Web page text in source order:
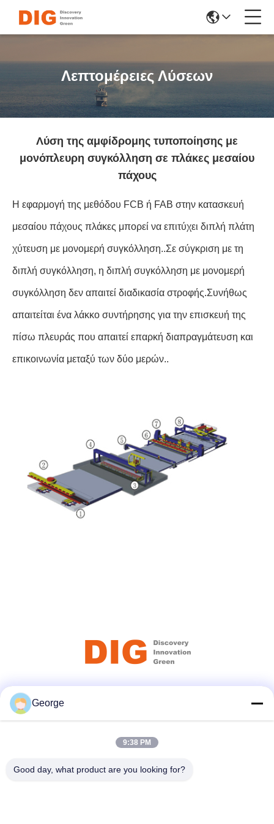
Λεπτομέρειες Λύσεων
Λύση της αμφίδρομης τυποποίησης με
μονόπλευρη συγκόλληση σε πλάκες μεσαίου
πάχους
Η εφαρμογή της μεθόδου FCB ή FAB στην κατασκευή
μεσαίου πάχους πλάκες μπορεί να επιτύχει διπλή πλάτη
χύτευση με μονομερή συγκόλληση..Σε σύγκριση με τη
διπλή συγκόλληση, η διπλή συγκόλληση με μονομερή
συγκόλληση δεν απαιτεί διαδικασία στροφής.Συνήθως
απαιτείται ένα λάκκο συντήρησης για την επισκευή της
πίσω πλευράς που απαιτεί επαρκή διαπραγμάτευση και
επικοινωνία μεταξύ των δύο μερών..
George
9:38 PM
Good day, what product are you looking for?